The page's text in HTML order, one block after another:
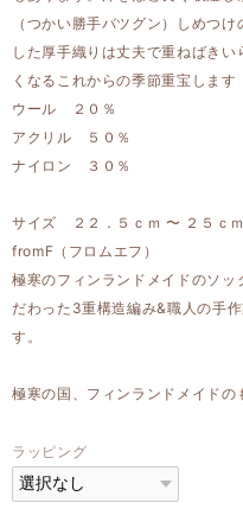
（つかい勝手バツグン）しめつ
した厚手織りは丈夫で重ねばき
くなるこれからの季節重宝します
ウール ２０％
アクリル ５０％
ナイロン ３０％
サイズ ２２．５ｃｍ 〜 ２５ｃｍ
fromF（フロムエフ）
極寒のフィンランドメイドのソッ
だわった3重構造編み&職人の手
す。
極寒の国、フィンランドメイドの
ラッピング